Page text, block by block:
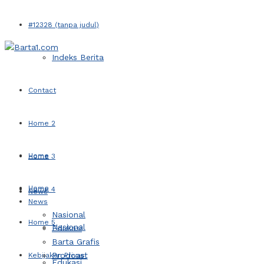
#12328 (tanpa judul)
Indeks Berita
Contact
Home 2
Home 3
Home 4
Home 5
Kebijakan Privasi
Home
News
Nasional
Home
News
Nasional
Edukasi
Barta Grafis
Prodcast